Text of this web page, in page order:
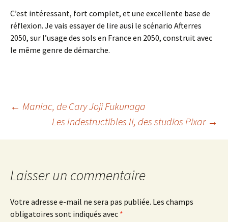
C’est intéressant, fort complet, et une excellente base de
réflexion. Je vais essayer de lire ausi le scénario Afterres
2050, sur l’usage des sols en France en 2050, construit avec
le même genre de démarche.
Navigation
des
articles
← Maniac, de Cary Joji Fukunaga
Les Indestructibles II, des studios Pixar →
Laisser un commentaire
Votre adresse e-mail ne sera pas publiée. Les champs
obligatoires sont indiqués avec *